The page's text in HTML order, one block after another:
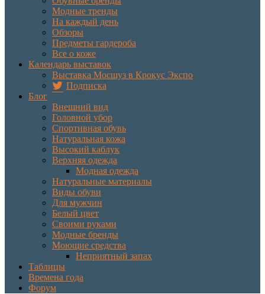
Модные тренды
На каждый день
Обзоры
Предметы гардероба
Все о коже
Календарь выставок
Выставка Мосшуз в Крокус Экспо
Подписка
Блог
Внешний вид
Головной убор
Спортивная обувь
Натуральная кожа
Высокий каблук
Верхняя одежда
Модная одежда
Натуральные материалы
Виды обуви
Для мужчин
Белый цвет
Своими руками
Модные бренды
Моющие средства
Неприятный запах
Таблицы
Времена года
Форум